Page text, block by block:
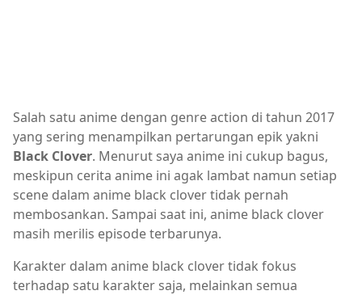
Salah satu anime dengan genre action di tahun 2017
yang sering menampilkan pertarungan epik yakni
Black Clover. Menurut saya anime ini cukup bagus,
meskipun cerita anime ini agak lambat namun setiap
scene dalam anime black clover tidak pernah
membosankan. Sampai saat ini, anime black clover
masih merilis episode terbarunya.
Karakter dalam anime black clover tidak fokus
terhadap satu karakter saja, melainkan semua